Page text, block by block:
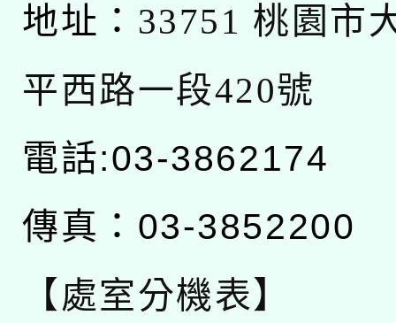
地址： 33751 桃園市
平西路一段420號
電話:03-3862174
傳真：03-3852200
【處室分機表】